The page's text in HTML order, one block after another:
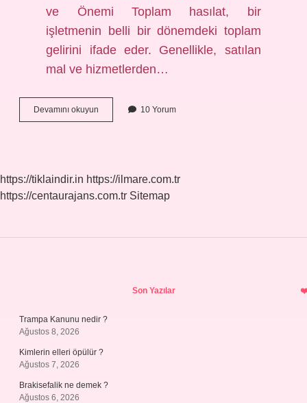
ve Önemi Toplam hasılat, bir
işletmenin belli bir dönemdeki toplam
gelirini ifade eder. Genellikle, satılan
mal ve hizmetlerden…
Devamını okuyun
hasılat
10 Yorum
https://tiklaindir.in https://ilmare.com.tr
https://centaurajans.com.tr Sitemap
Son Yazılar
Trampa Kanunu nedir ?
Ağustos 8, 2026
Kimlerin elleri öpülür ?
Ağustos 7, 2026
Brakisefalik ne demek ?
Ağustos 6, 2026